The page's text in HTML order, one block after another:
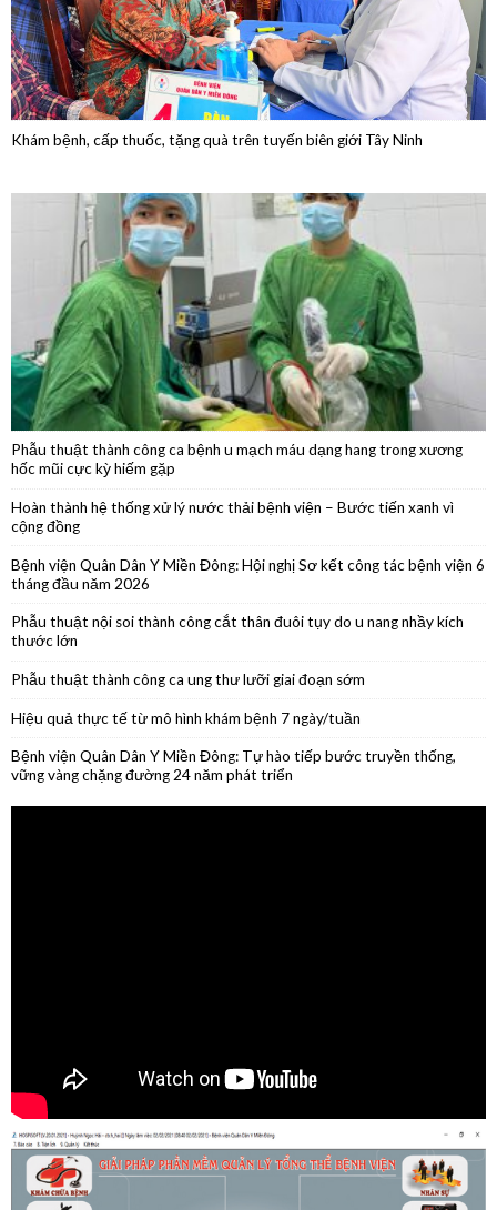
Dân
Khám bệnh, cấp thuốc, tặng quà trên tuyến biên giới Tây Ninh
Phẫu thuật thành công ca bệnh u mạch máu dạng hang trong xương
hốc mũi cực kỳ hiếm gặp
cộng đồng
Bệnh viện Quân Dân Y Miền Đông: Hội nghị Sơ kết công tác bệnh viện 6
tháng đầu năm 2026
Phẫu thuật nội soi thành công cắt thân đuôi tụy do u nang nhầy kích
thước lớn